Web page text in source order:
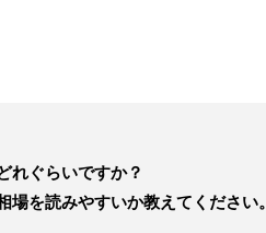
れぐらいですか？
場を読みやすいか教えてください。